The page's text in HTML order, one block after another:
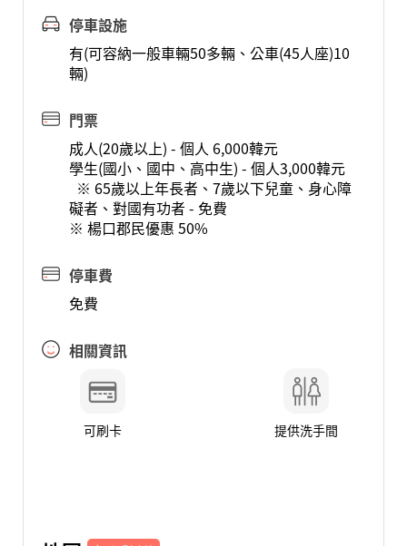
停車設施
有(可容納一般車輛50多輛、公車(45人座)10
輛)
門票
成人(20歲以上) - 個人 6,000韓元
學生(國小、國中、高中生) - 個人3,000韓元
※ 65歲以上年長者、7歲以下兒童、身心障
礙者、對國有功者 - 免費
※ 楊口郡民優惠 50%
停車費
免費
相關資訊
可刷卡 提供洗手間